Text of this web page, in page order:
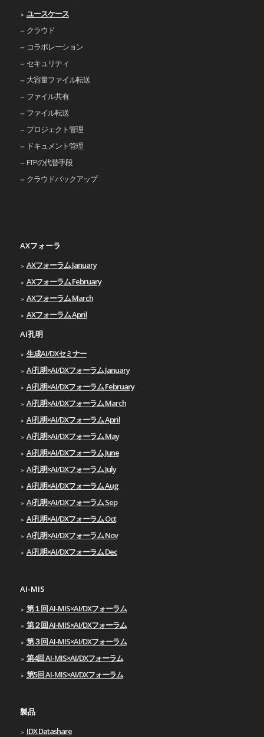
ユースケース
クラウド
コラボレーション
セキュリティ
大容量ファイル転送
ファイル共有
ファイル転送
プロジェクト管理
ドキュメント管理
FTPの代替手段
クラウドバックアップ
AXフォーラ
AXフォーラム January
AXフォーラム February
AXフォーラム March
AXフォーラム April
AI孔明
生成AI/DXセミナー
AI孔明×AI/DXフォーラム January
AI孔明×AI/DXフォーラム February
AI孔明×AI/DXフォーラム March
AI孔明×AI/DXフォーラム April
AI孔明×AI/DXフォーラム May
AI孔明×AI/DXフォーラム June
AI孔明×AI/DXフォーラム July
AI孔明×AI/DXフォーラム Aug
AI孔明×AI/DXフォーラム Sep
AI孔明×AI/DXフォーラム Oct
AI孔明×AI/DXフォーラム Nov
AI孔明×AI/DXフォーラム Dec
AI-MIS
第１回 AI-MIS×AI/DXフォーラム
第２回 AI-MIS×AI/DXフォーラム
第３回 AI-MIS×AI/DXフォーラム
第4回 AI-MIS×AI/DXフォーラム
第5回 AI-MIS×AI/DXフォーラム
製品
IDX Datashare